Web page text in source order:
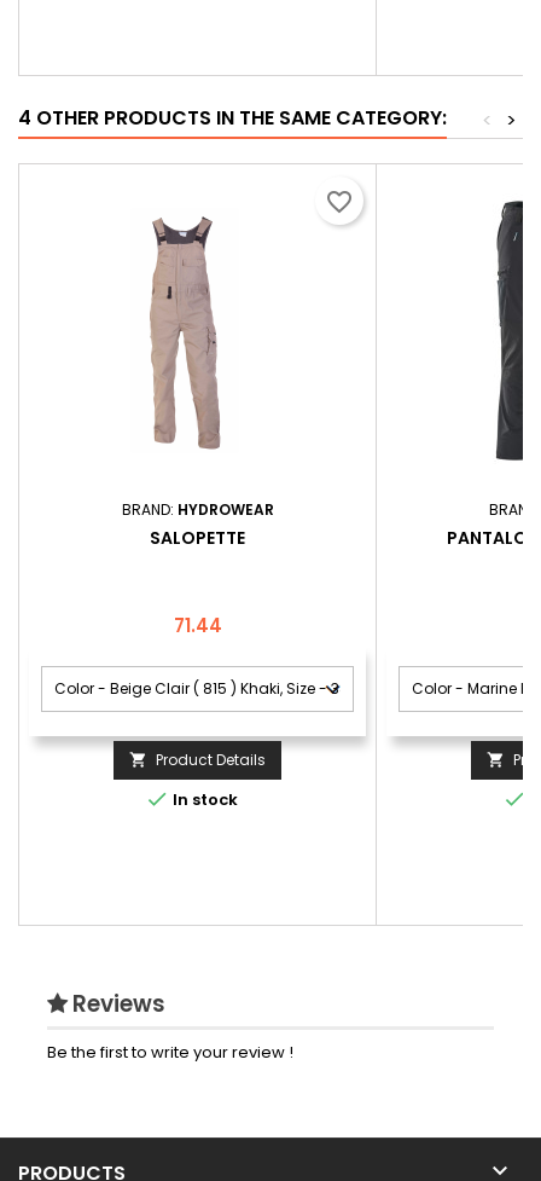
4 OTHER PRODUCTS IN THE SAME CATEGORY: >
<
BRAND: HYDROWEAR
SALOPETTE
Price
71.44
 Product Details
 In stock
favorite_border


Reviews
Be the first to write your review !
PRODUCTS 